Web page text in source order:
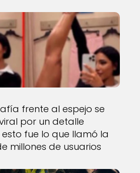
frente al espejo se
por un detalle
fue lo que llamó la
millones de usuarios